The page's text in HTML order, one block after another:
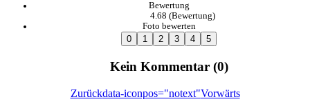
Bewertung
4.68 (Bewertung)
Foto bewerten
Kein Kommentar (0)
Zurückdata-iconpos="notext"Vorwärts